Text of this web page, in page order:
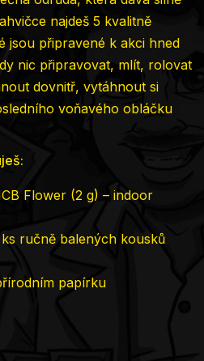
najdeš 5 kvalitně
jsou připravené k akci hned
nic připravovat, mlít, rolovat
dovnitř, vytáhnout si
voňavého obláčku
Flower (2 g) – indoor
ručně balených kousků
papírku